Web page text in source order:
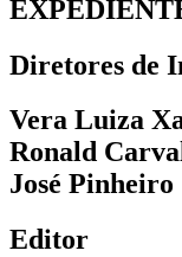
Diretores de
Vera Luiza
Ronald
José Pinheiro
Editor